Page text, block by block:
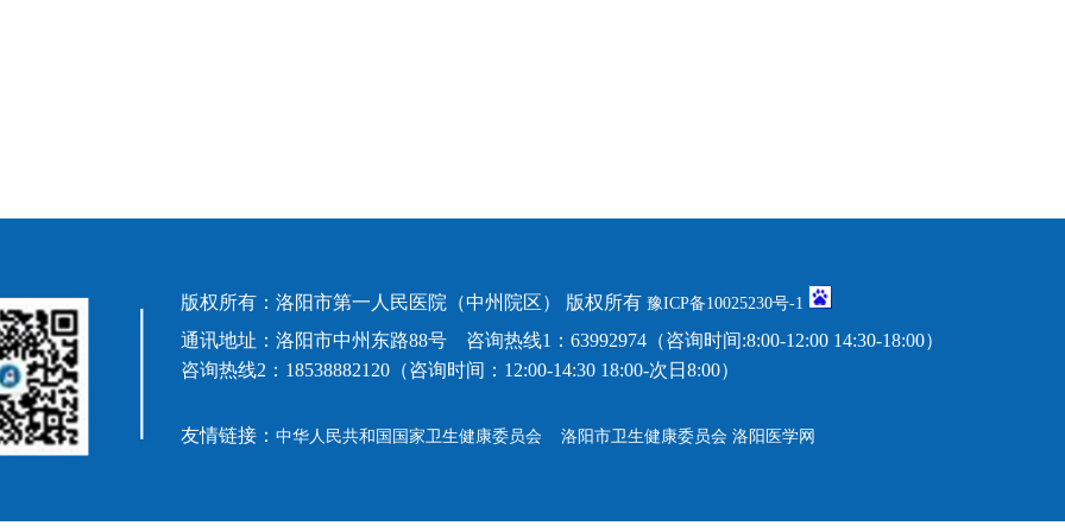
版权所有：洛阳市第一人民医院（中州院区） 版权所有 豫ICP备10025230号-1
通讯地址：洛阳市中州东路88号 咨询热线1：63992974（咨询时间:8:00-12:00 14:30-18:00）
咨询热线2：18538882120（咨询时间：12:00-14:30 18:00-次日8:00）
友情链接： 中华人民共和国国家卫生健康委员会 洛阳市卫生健康委员会 洛阳医学网